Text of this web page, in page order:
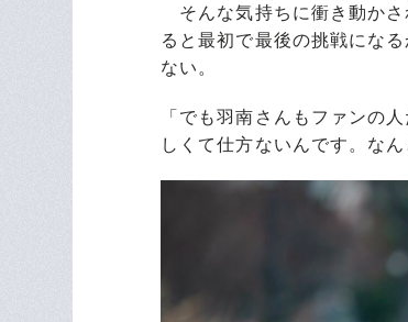
そんな気持ちに衝き動かさ
ると最初で最後の挑戦にな
ない。
「でも羽南さんもファンの
しくて仕方ないんです。な